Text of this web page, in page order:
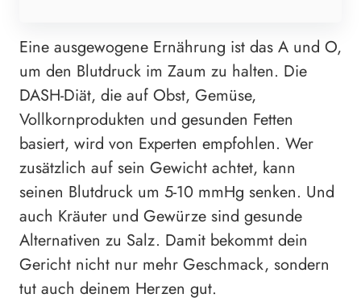
Eine ausgewogene Ernährung ist das A und O,
um den Blutdruck im Zaum zu halten. Die
DASH-Diät, die auf Obst, Gemüse,
Vollkornprodukten und gesunden Fetten
basiert, wird von Experten empfohlen. Wer
zusätzlich auf sein Gewicht achtet, kann
seinen Blutdruck um 5-10 mmHg senken. Und
auch Kräuter und Gewürze sind gesunde
Alternativen zu Salz. Damit bekommt dein
Gericht nicht nur mehr Geschmack, sondern
tut auch deinem Herzen gut.